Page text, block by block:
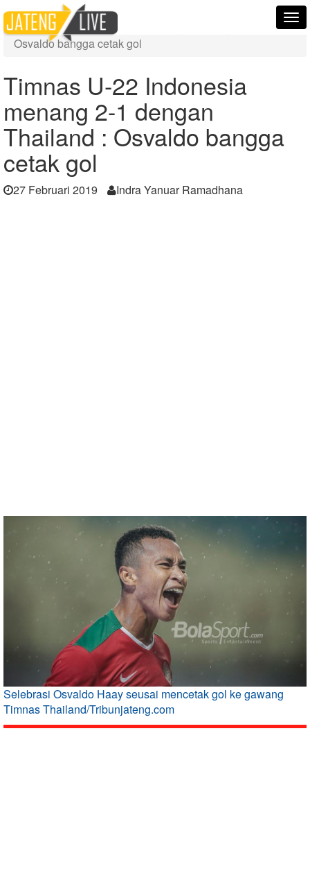
Home
Berita
Timnas U-22 Indonesia menang 2-1 dengan Thailand :
Osvaldo bangga cetak gol
Timnas U-22 Indonesia
menang 2-1 dengan
Thailand : Osvaldo bangga
cetak gol
27 Februari 2019 Indra Yanuar Ramadhana
Selebrasi Osvaldo Haay seusai mencetak gol ke gawang
Timnas Thailand/Tribunjateng.com